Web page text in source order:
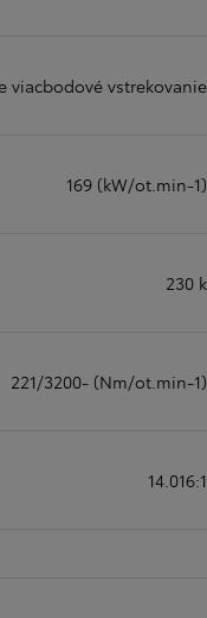
viacbodové vstrekovanie
169 (kW/ot.min-1)
230 k
221/3200- (Nm/ot.min-1)
14.016:1